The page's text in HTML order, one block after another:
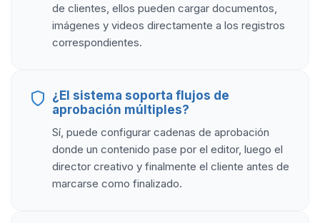
de clientes, ellos pueden cargar documentos,
imágenes y videos directamente a los registros
correspondientes.
¿El sistema soporta flujos de
aprobación múltiples?
Sí, puede configurar cadenas de aprobación
donde un contenido pase por el editor, luego el
director creativo y finalmente el cliente antes de
marcarse como finalizado.